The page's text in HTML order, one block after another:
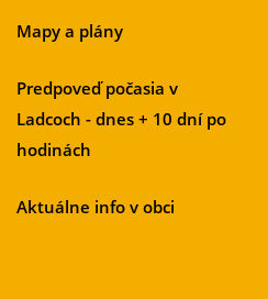
Mapy a plány
Predpoveď počasia v
Ladcoch - dnes + 10 dní po
hodinách
Aktuálne info v obci